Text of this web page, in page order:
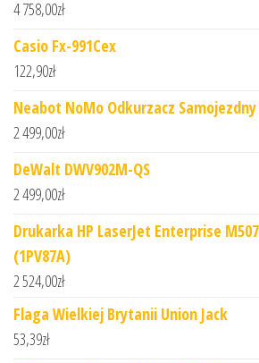
4 758,00zł
Casio Fx-991Cex
122,90zł
Neabot NoMo Odkurzacz Samojezdny
2 499,00zł
DeWalt DWV902M-QS
2 499,00zł
Drukarka HP LaserJet Enterprise
(1PV87A)
2 524,00zł
Flaga Wielkiej Brytanii Union Jack
53,39zł